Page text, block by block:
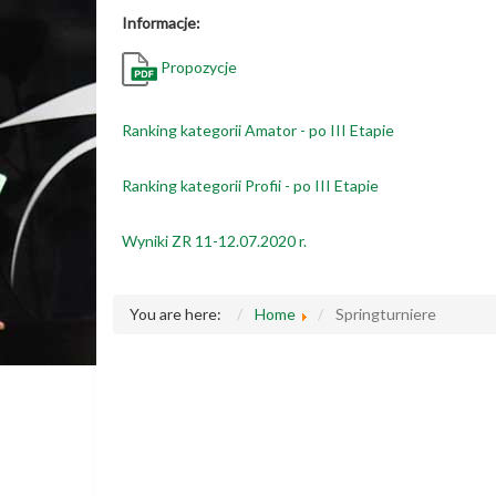
Informacje:
Propozycje
Ranking kategorii Amator - po III Etapie
Ranking kategorii Profii - po III Etapie
Wyniki ZR 11-12.07.2020 r.
You are here: Home Springturniere